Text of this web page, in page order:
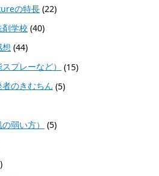
の特長 (22)
学校 (40)
想 (44)
プレーなど）
(15)
のきむちん (5)
弱い方）
(5)